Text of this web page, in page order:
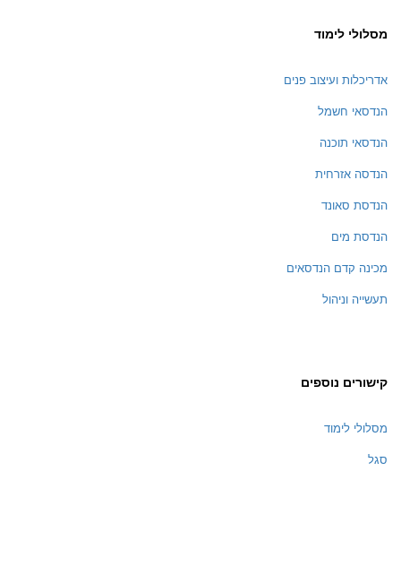
מסלולי לימוד
אדריכלות ועיצוב פנים
הנדסאי חשמל
הנדסאי תוכנה
הנדסה אזרחית
הנדסת סאונד
הנדסת מים
מכינה קדם הנדסאים
תעשייה וניהול
קישורים נוספים
מסלולי לימוד
סגל